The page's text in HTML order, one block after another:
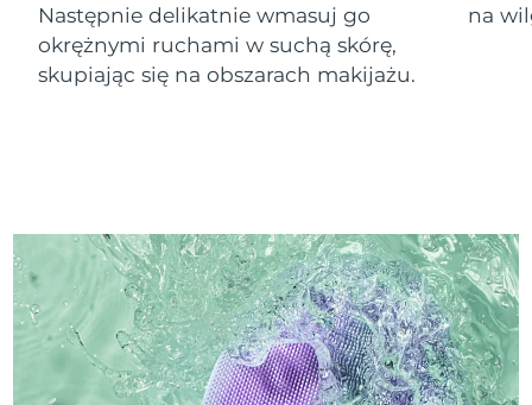
Następnie delikatnie wmasuj go
okrężnymi ruchami w suchą skórę,
skupiając się na obszarach makijażu.
na